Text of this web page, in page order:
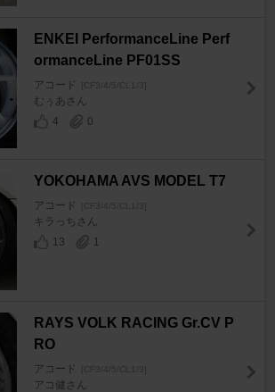
ENKEI PerformanceLine Perf
ormanceLine PF01SS
アコード [CF3/4/5/CL1/3]
むぅあさん
4
0
YOKOHAMA AVS MODEL T7
アコード [CF3/4/5/CL1/3]
キラっちさん
13
1
RAYS VOLK RACING Gr.CV P
RO
アコード [CF3/4/5/CL1/3]
アコ健さん